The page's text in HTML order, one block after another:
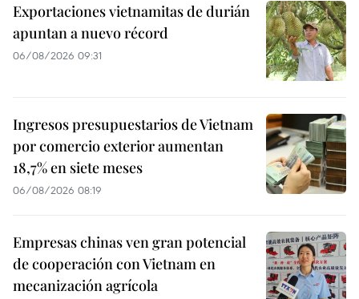
Exportaciones vietnamitas de durián
apuntan a nuevo récord
06/08/2026 09:31
Ingresos presupuestarios de Vietnam
por comercio exterior aumentan
18,7% en siete meses
06/08/2026 08:19
Empresas chinas ven gran potencial
de cooperación con Vietnam en
mecanización agrícola